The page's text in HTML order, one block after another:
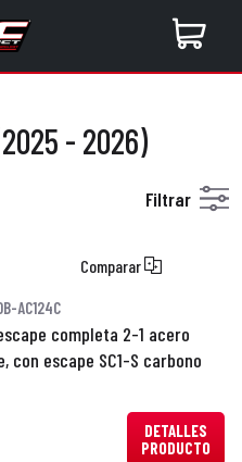
- 2026)
Filtrar
Comparar
AC124C
completa 2-1 acero
con escape SC1-S carbono
DETALLES
PRODUCTO